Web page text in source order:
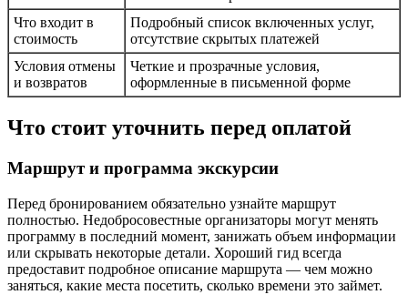
Что входит в
стоимость
Подробный список включенных услуг,
отсутствие скрытых платежей
Условия отмены
и возвратов
Четкие и прозрачные условия,
оформленные в письменной форме
Что стоит уточнить перед оплатой
Маршрут и программа экскурсии
Перед бронированием обязательно узнайте маршрут
полностью. Недобросовестные организаторы могут менять
программу в последний момент, занижать объем информации
или скрывать некоторые детали. Хороший гид всегда
предоставит подробное описание маршрута — чем можно
заняться, какие места посетить, сколько времени это займет.